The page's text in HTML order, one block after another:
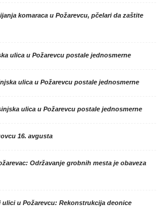
komaraca u Požarevcu, pčelari da zaštite
ulica u Požarevcu postale jednosmerne
ulica u Požarevcu postale jednosmerne
ulica u Požarevcu postale jednosmerne
16. avgusta
Održavanje grobnih mesta je obaveza
ulici u Požarevcu: Rekonstrukcija deonice